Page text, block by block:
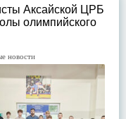
Аксайской ЦРБ
олимпийского
новости